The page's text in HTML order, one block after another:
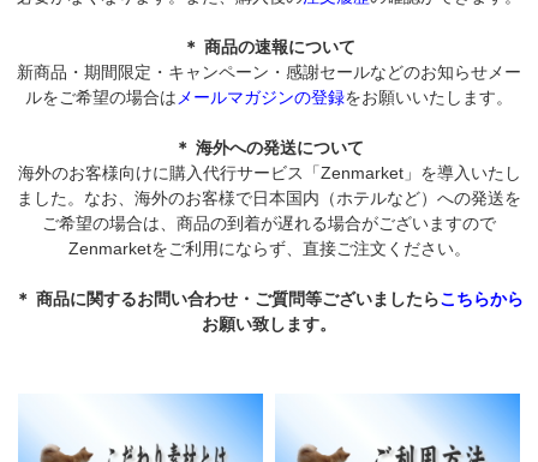
＊ 商品の速報について
新商品・期間限定・キャンペーン・感謝セールなどのお知らせメー
ルをご希望の場合はメールマガジンの登録をお願いいたします。
＊ 海外への発送について
海外のお客様向けに購入代行サービス「Zenmarket」を導入いたし
ました。なお、海外のお客様で日本国内（ホテルなど）への発送を
ご希望の場合は、商品の到着が遅れる場合がございますので
Zenmarketをご利用にならず、直接ご注文ください。
＊ 商品に関するお問い合わせ・ご質問等ございましたらこちらから
お願い致します。